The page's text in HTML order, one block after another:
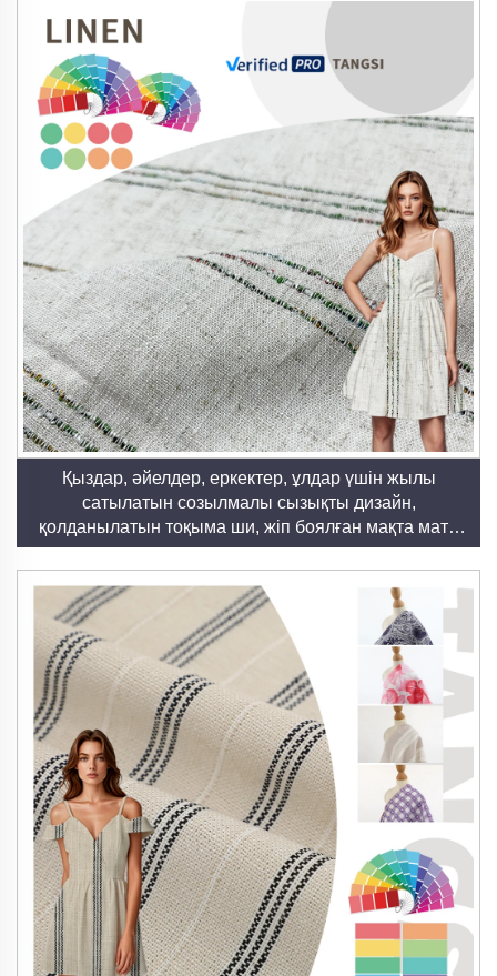
Бірге жұмыс істей отырып, тұрақты мата
өнеркәсібінің болашағын дамытуға тырысамыз.
Біздің зығыр мата қолданулары
- Мода: Көйлектер, нательные маңдайлар,
костюмдер және маусымдық коллекциялар.
- Үй мата бұйымдары: Төсек жайғыштар, шторалар,
жастықтар және үстел жабдықтауыштары.
- Техникалық қолданулар: Өндірістік орындық
жабдықтаулар, қоршаған ортаны қорғайтын және
суретшілердің таспалары.
- Аралас инновациялар: Орманбамбукпен,
Тенселмен және қайта өңделген материалдармен
қосылып, қызмет көрсету мүмкіндіктерін арттыру.
Біздің уәде: Табиғи, Сапалы,
Инновациялық
Шаосін Танғы мата заводында қарасан табиғаттың
сыйлары мен адамның шығармашылығының
үйлесуін білдіретін өнім деп есептейміз. Біздің
мәлдеулеріміз әртүрлі дизайнерлерді, брендтерді
және әсемдік, тұрақтылық пен өнімділікті бірдей
дәрежеде іздейтін тұтынушыларды
қанағаттандыру үшін жасалынған. Біздің қарасан
мәлдеуімізді таңдау арқылы сіз тарихи дәстүрлерді
сақтай отырып, болашаққа бағыт бере алатын,
шынайы әсемдік пен жауапкершілікті жаңа
ақпараттың куәгері боласыз.
Қыздар, әйелдер, еркектер, ұлдар үшін жылы
сатылатын созылмалы сызықты дизайн,
қолданылатын тоқыма ши, жіп боялған мақта мата
киім үшін